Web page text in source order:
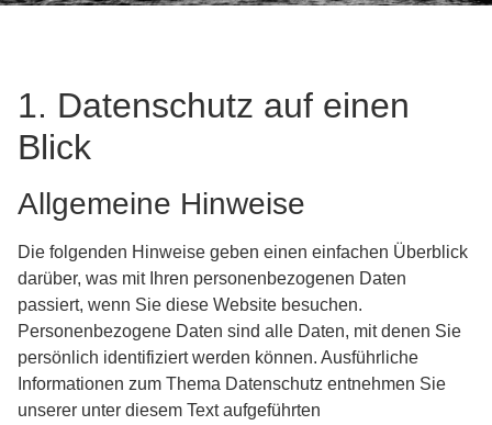
1. Datenschutz auf einen
Blick
Allgemeine Hinweise
Die folgenden Hinweise geben einen einfachen Überblick
darüber, was mit Ihren personenbezogenen Daten
passiert, wenn Sie diese Website besuchen.
Personenbezogene Daten sind alle Daten, mit denen Sie
persönlich identifiziert werden können. Ausführliche
Informationen zum Thema Datenschutz entnehmen Sie
unserer unter diesem Text aufgeführten